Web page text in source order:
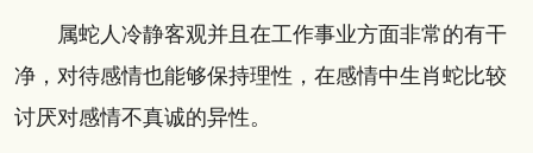
属蛇人冷静客观并且在工作事业方面非常的有干
净，对待感情也能够保持理性，在感情中生肖蛇比较
讨厌对感情不真诚的异性。